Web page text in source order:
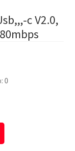
c V2.0,
0